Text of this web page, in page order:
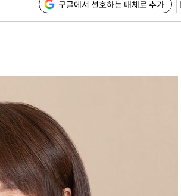
구글에서 선호하는 매체로 추가